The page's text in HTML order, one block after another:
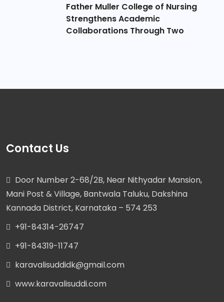
Father Muller College of Nursing
Strengthens Academic
Collaborations Through Two
Contact Us
Door Number 2-68/2B, Near Nithyadar Mansion,
Mani Post & Village, Bantwala Taluku, Dakshina
Kannada District, Karnataka – 574 253
+91-84314-26747
+91-84319-11747
karavalisuddidk@gmail.com
www.karavalisuddi.com